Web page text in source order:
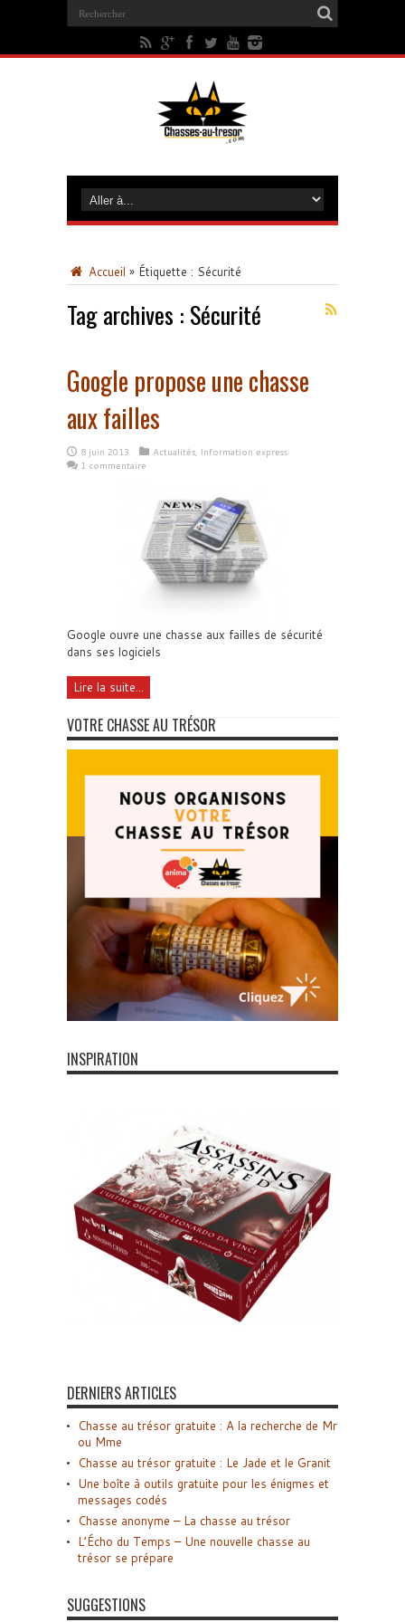
Accueil » Étiquette : Sécurité
Tag archives : Sécurité
Google propose une chasse
aux failles
8 juin 2013 Actualités, Information express
1 commentaire
Google ouvre une chasse aux failles de sécurité
dans ses logiciels
Lire la suite...
VOTRE CHASSE AU TRÉSOR
INSPIRATION
DERNIERS ARTICLES
Chasse au trésor gratuite : A la recherche de Mr
ou Mme
Chasse au trésor gratuite : Le Jade et le Granit
Une boîte à outils gratuite pour les énigmes et
messages codés
Chasse anonyme – La chasse au trésor
L’Écho du Temps – Une nouvelle chasse au
trésor se prépare
SUGGESTIONS